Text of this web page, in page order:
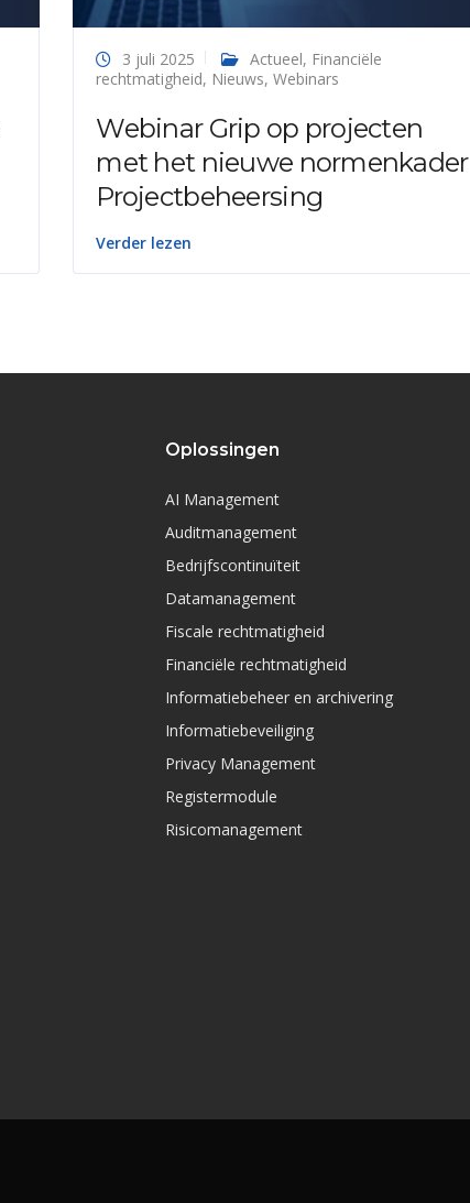
3 juli 2025 Actueel, Financiële
rechtmatigheid, Nieuws,Webinars
Webinar Grip op projecten
met het nieuwe normenkader
Projectbeheersing
Verder lezen
Oplossingen
AI Management
Auditmanagement
Bedrijfscontinuïteit
Datamanagement
Fiscale rechtmatigheid
Financiële rechtmatigheid
Informatiebeheer en archivering
Informatiebeveiliging
Privacy Management
Registermodule
Risicomanagement